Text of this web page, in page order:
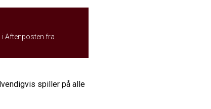
i Aftenposten fra
spiller på alle